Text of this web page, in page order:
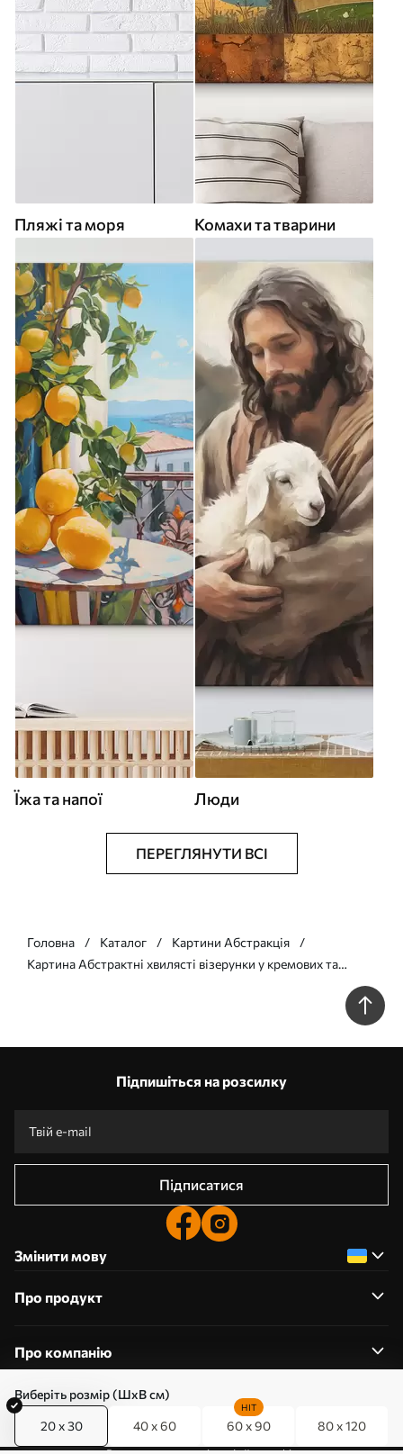
Виберіть розмір (ШхВ см)
20 x 30 40 x 60 60 x 90
HIT
80 x 120
Пляжі та моря Комахи та тварини
Їжа та напої Люди
ПЕРЕГЛЯНУТИ ВСІ
Головна Каталог
Картини Абстракція
Картина Абстрактні хвилясті візерунки у кремових та
Підпишіться на розсилку
Підписатися
Змінити мову
Про продукт
Про компанію
0800357223